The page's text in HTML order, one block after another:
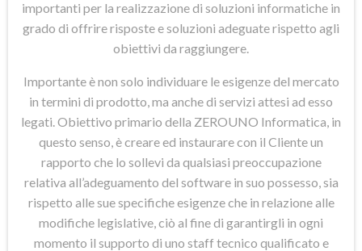
importanti per la realizzazione di soluzioni informatiche in
grado di offrire risposte e soluzioni adeguate rispetto agli
obiettivi da raggiungere.
Importante è non solo individuare le esigenze del mercato
in termini di prodotto, ma anche di servizi attesi ad esso
legati. Obiettivo primario della ZEROUNO Informatica, in
questo senso, è creare ed instaurare con il Cliente un
rapporto che lo sollevi da qualsiasi preoccupazione
relativa all’adeguamento del software in suo possesso, sia
rispetto alle sue specifiche esigenze che in relazione alle
modifiche legislative, ciò al fine di garantirgli in ogni
momento il supporto di uno staff tecnico qualificato e